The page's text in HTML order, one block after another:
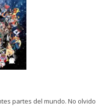
partes del mundo. No olvido